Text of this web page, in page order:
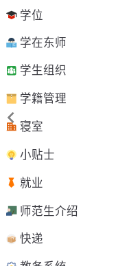
学位
学在东师
学生组织
学籍管理
寝室
小贴士
就业
师范生介绍
快递